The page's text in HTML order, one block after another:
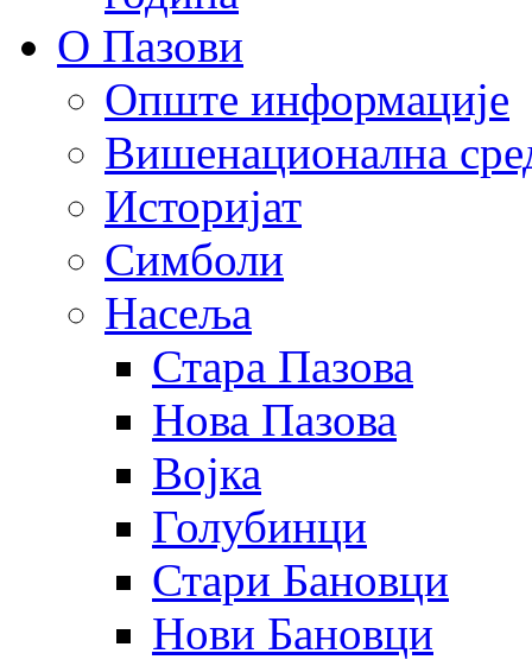
О Пазови
Опште информације
Вишенационална
Историјат
Симболи
Насеља
Стара Пазова
Нова Пазова
Војка
Голубинци
Стари Бановци
Нови Бановци